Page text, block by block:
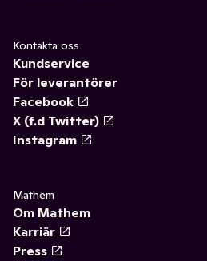
Kontakta oss
Kundservice
För leverantörer
Facebook
X (f.d Twitter)
Instagram
Mathem
Om Mathem
Karriär
Press